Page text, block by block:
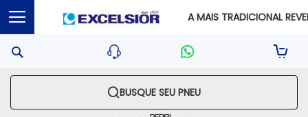
A MAIS TRADICIONAL
Sua
BUSQUE SEU PNEU